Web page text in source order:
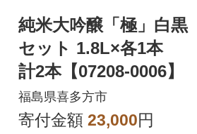
純米大吟醸「極」白黒
セット 1.8L×各1本
計2本【07208-0006】
福島県喜多方市
寄付金額 23,000円